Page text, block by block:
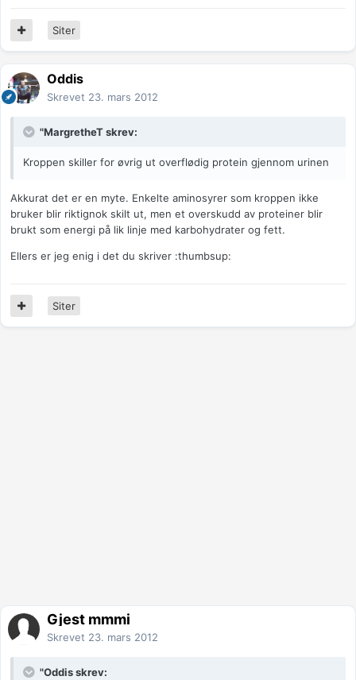
Siter
Oddis
Skrevet 23. mars 2012
"MargretheT skrev:
Kroppen skiller for øvrig ut overflødig protein gjennom urinen
Akkurat det er en myte. Enkelte aminosyrer som kroppen ikke
bruker blir riktignok skilt ut, men et overskudd av proteiner blir
brukt som energi på lik linje med karbohydrater og fett.
Ellers er jeg enig i det du skriver :thumbsup:
Siter
Gjest mmmi
Skrevet 23. mars 2012
"Oddis skrev: